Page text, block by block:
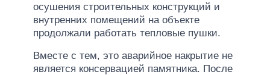
осушения строительных конструкций и
внутренних помещений на объекте
продолжали работать тепловые пушки.
Вместе с тем, это аварийное накрытие не
является консервацией памятника. После